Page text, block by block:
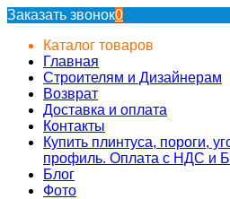
Заказать звонок0
Каталог товаров
Главная
Строителям и Дизайнерам
Возврат
Доставка и оплата
Контакты
Купить плинтуса, пороги,
профиль. Оплата с НДС и
Блог
Фото